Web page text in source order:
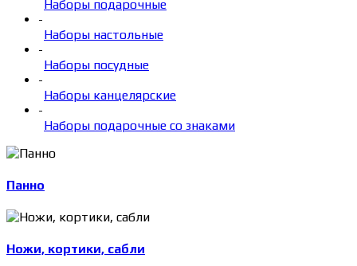
Наборы подарочные
-
Наборы настольные
-
Наборы посудные
-
Наборы канцелярские
-
Наборы подарочные со знаками
Панно
Ножи, кортики, сабли